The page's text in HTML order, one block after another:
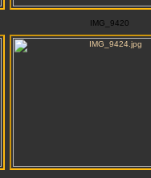
IMG_9420